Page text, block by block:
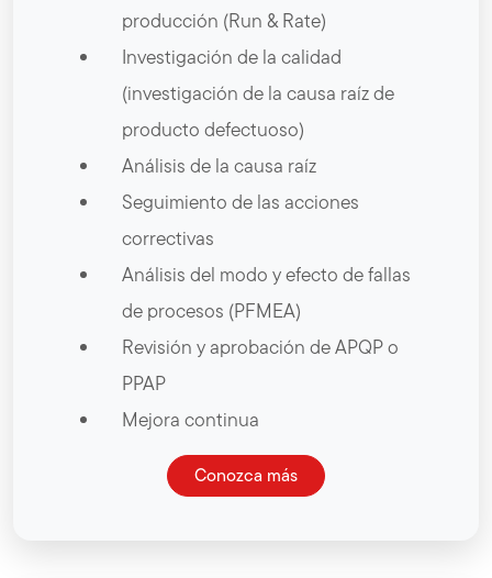
producción (Run & Rate)
Investigación de la calidad
(investigación de la causa raíz de
producto defectuoso)
Análisis de la causa raíz
Seguimiento de las acciones
correctivas
Análisis del modo y efecto de fallas
de procesos (PFMEA)
Revisión y aprobación de APQP o
PPAP
Mejora continua
Conozca más